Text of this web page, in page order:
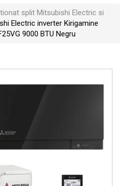
split Mitsubishi Electric si
Electric inverter Kirigamine
9000 BTU Negru